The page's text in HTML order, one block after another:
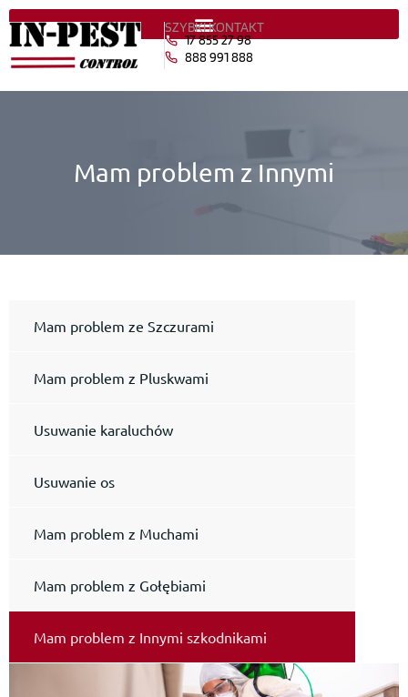
SZYBKI KONTAKT
17 855 27 98
888 991 888
Mam problem z Innymi
Mam problem ze Szczurami
Mam problem z Pluskwami
Usuwanie karaluchów
Usuwanie os
Mam problem z Muchami
Mam problem z Gołębiami
Mam problem z Innymi szkodnikami